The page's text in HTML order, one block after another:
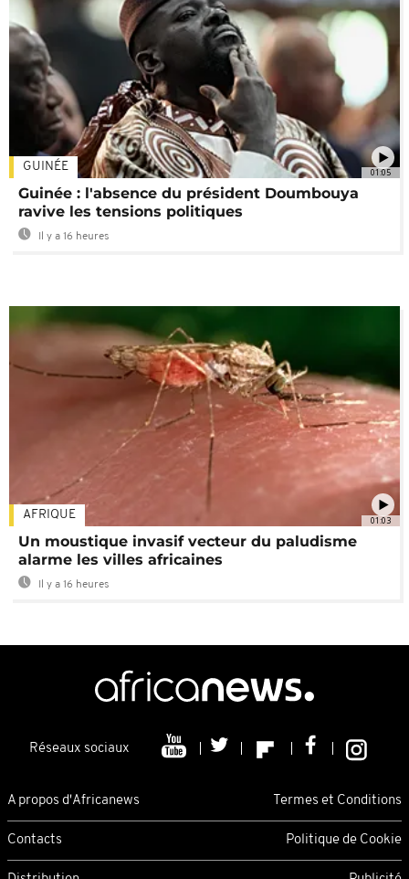
01:05
GUINÉE
Guinée : l'absence du président Doumbouya
ravive les tensions politiques
Il y a 16 heures
01:03
AFRIQUE
Un moustique invasif vecteur du paludisme
alarme les villes africaines
Il y a 16 heures
Réseaux sociaux
A propos d'Africanews Termes et Conditions
Contacts Politique de Cookie